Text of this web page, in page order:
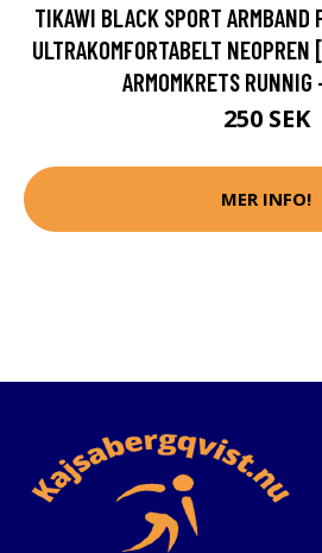
TIKAWI BLACK SPORT ARMBAND
ULTRAKOMFORTABELT
ARMOMKRETS
250 SEK
MER INFO!